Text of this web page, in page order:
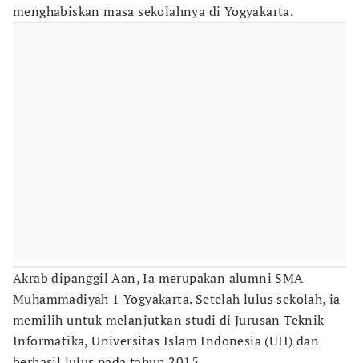
menghabiskan masa sekolahnya di Yogyakarta.
Akrab dipanggil Aan, Ia merupakan alumni SMA
Muhammadiyah 1 Yogyakarta. Setelah lulus sekolah, ia
memilih untuk melanjutkan studi di Jurusan Teknik
Informatika, Universitas Islam Indonesia (UII) dan